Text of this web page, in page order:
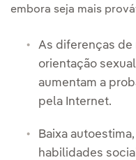
embora seja mais
As diferenças de
orientação
aumentam a
pela Internet.
Baixa
habilidades